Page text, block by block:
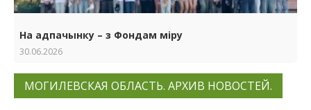
На адпачынку – з Фондам міру
30.06.2026
МОГИЛЕВСКАЯ ОБЛАСТЬ. АРХИВ НОВОСТЕЙ.